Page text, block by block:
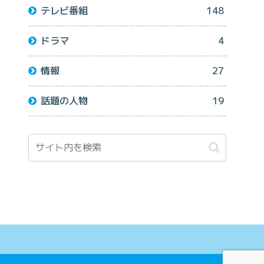
テレビ番組 148
ドラマ 4
情報 27
話題の人物 19